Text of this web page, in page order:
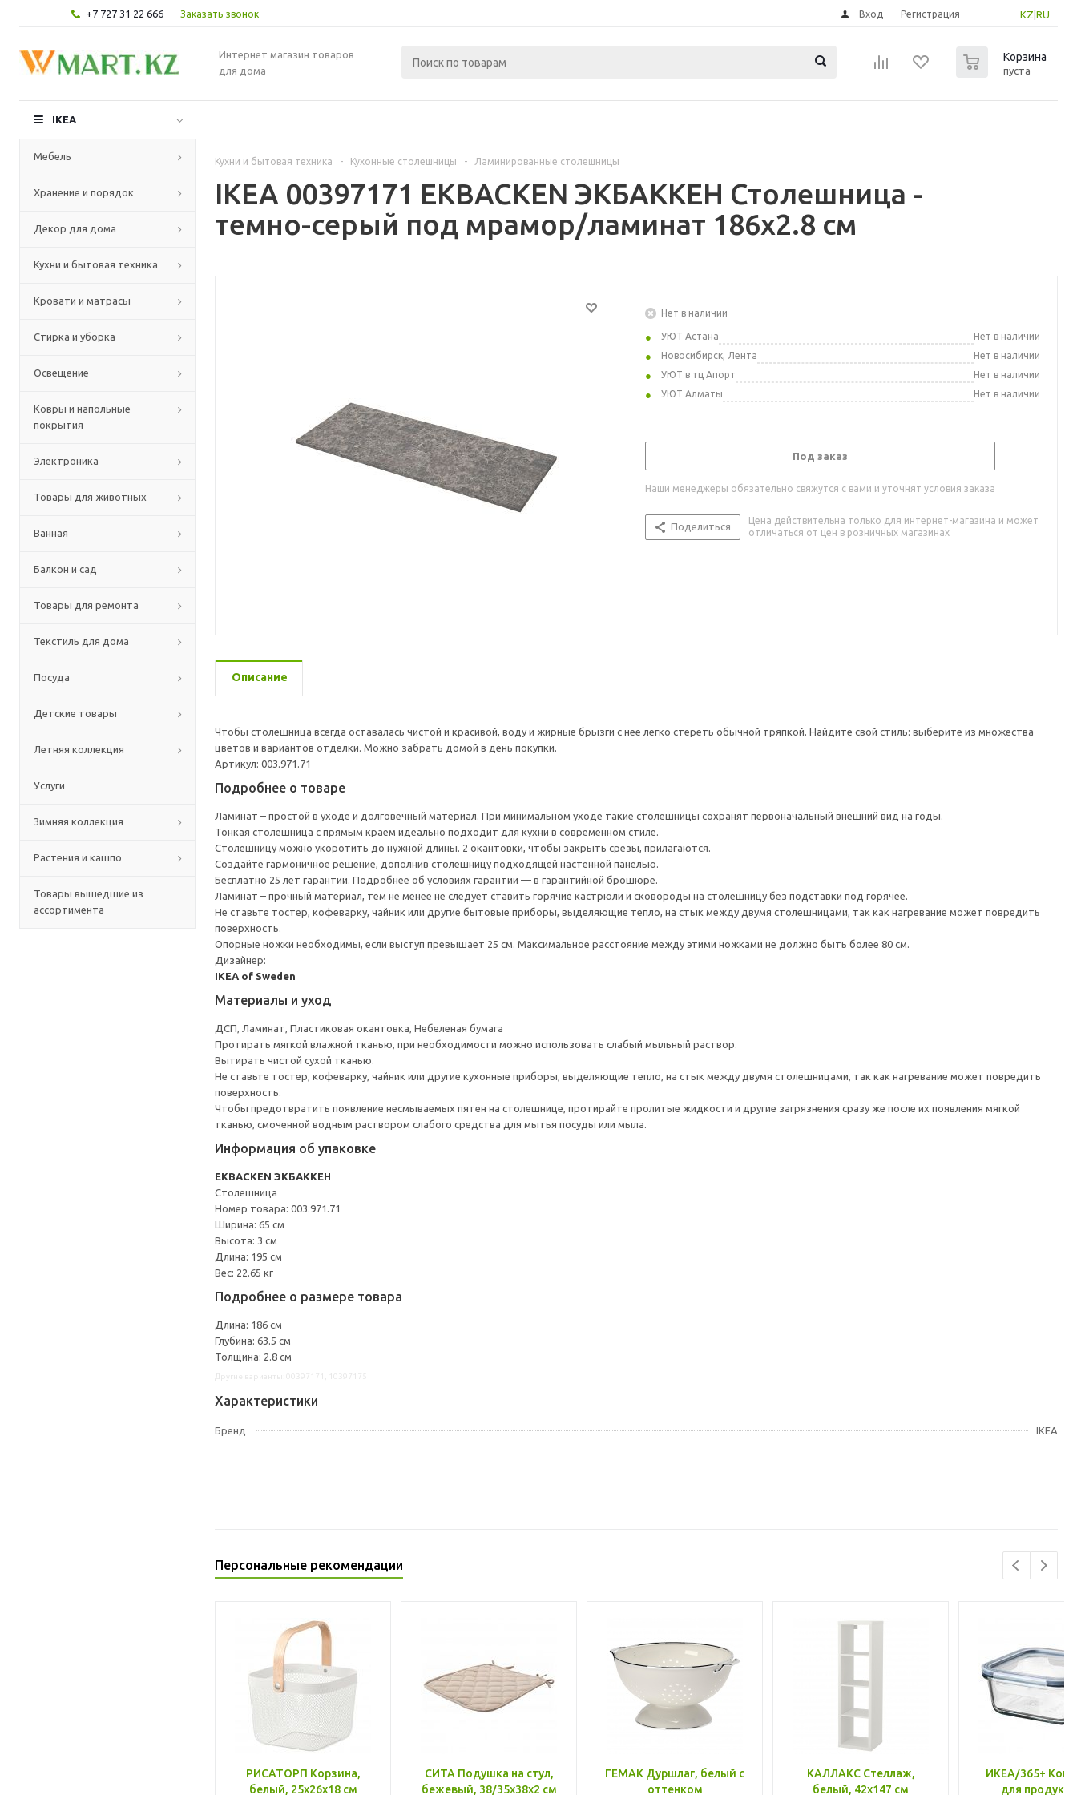
+7 727 31 22 666 Заказать звонок KZ RU
Вход Регистрация
Интернет магазин товаров
для дома
Корзина
пуста
IKEA
Мебель
Хранение и порядок
Декор для дома
Кухни и бытовая техника
Кровати и матрасы
Стирка и уборка
Освещение
Ковры и напольные
покрытия
Электроника
Товары для животных
Ванная
Балкон и сад
Товары для ремонта
Текстиль для дома
Посуда
Детские товары
Летняя коллекция
Услуги
Зимняя коллекция
Растения и кашпо
Товары вышедшие из
ассортимента
Кухни и бытовая техника - Кухонные столешницы - Ламинированные столешницы
IKEA 00397171 EKBACKEN ЭКБАККЕН Столешница -
темно-серый под мрамор/ламинат 186x2.8 см
Нет в наличии
УЮТ Астана
Нет в наличии
Новосибирск, Лента
Нет в наличии
УЮТ в тц Апорт
Нет в наличии
УЮТ Алматы
Нет в наличии
Под заказ
Наши менеджеры обязательно свяжутся с вами и уточнят условия заказа
Поделиться
Цена действительна только для интернет-магазина и может
отличаться от цен в розничных магазинах
Описание
Чтобы столешница всегда оставалась чистой и красивой, воду и жирные брызги с нее легко стереть обычной тряпкой. Найдите свой стиль: выберите из множества
цветов и вариантов отделки. Можно забрать домой в день покупки.
Артикул: 003.971.71
Подробнее о товаре
Ламинат – простой в уходе и долговечный материал. При минимальном уходе такие столешницы сохранят первоначальный внешний вид на годы.
Тонкая столешница с прямым краем идеально подходит для кухни в современном стиле.
Столешницу можно укоротить до нужной длины. 2 окантовки, чтобы закрыть срезы, прилагаются.
Создайте гармоничное решение, дополнив столешницу подходящей настенной панелью.
Бесплатно 25 лет гарантии. Подробнее об условиях гарантии — в гарантийной брошюре.
Ламинат – прочный материал, тем не менее не следует ставить горячие кастрюли и сковороды на столешницу без подставки под горячее.
Не ставьте тостер, кофеварку, чайник или другие бытовые приборы, выделяющие тепло, на стык между двумя столешницами, так как нагревание может повредить
поверхность.
Опорные ножки необходимы, если выступ превышает 25 см. Максимальное расстояние между этими ножками не должно быть более 80 см.
Дизайнер:
IKEA of Sweden
Материалы и уход
ДСП, Ламинат, Пластиковая окантовка, Небеленая бумага
Протирать мягкой влажной тканью, при необходимости можно использовать слабый мыльный раствор.
Вытирать чистой сухой тканью.
Не ставьте тостер, кофеварку, чайник или другие кухонные приборы, выделяющие тепло, на стык между двумя столешницами, так как нагревание может повредить
поверхность.
Чтобы предотвратить появление несмываемых пятен на столешнице, протирайте пролитые жидкости и другие загрязнения сразу же после их появления мягкой
тканью, смоченной водным раствором слабого средства для мытья посуды или мыла.
Информация об упаковке
EKBACKEN ЭКБАККЕН
Столешница
Номер товара: 003.971.71
Ширина: 65 см
Высота: 3 см
Длина: 195 см
Вес: 22.65 кг
Подробнее о размере товара
Длина: 186 см
Глубина: 63.5 см
Толщина: 2.8 см
Характеристики
Бренд IKEA
Персональные рекомендации
РИСАТОРП Корзина,
белый, 25x26x18 см
СИТА Подушка на стул,
бежевый, 38/35x38x2 см
ГЕМАК Дуршлаг, белый с
оттенком
КАЛЛАКС Стеллаж,
белый, 42x147 см
ИКЕА/365+
для